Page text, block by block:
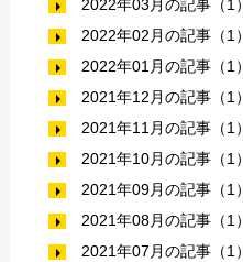
2022年03月の記事（1）
2022年02月の記事（1）
2022年01月の記事（1）
2021年12月の記事（1）
2021年11月の記事（1）
2021年10月の記事（1）
2021年09月の記事（1）
2021年08月の記事（1）
2021年07月の記事（1）